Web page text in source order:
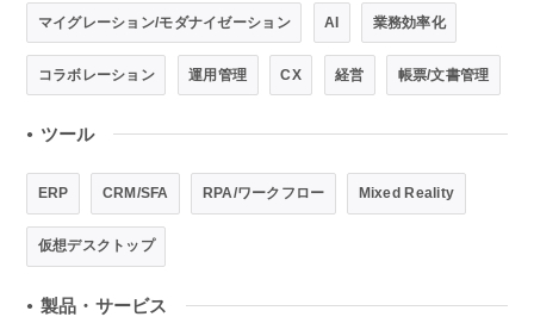
マイグレーション/モダナイゼーション AI 業務効率化
コラボレーション 運用管理 CX 経営 帳票/文書管理
● ツール
ERP CRM/SFA RPA/ワークフロー Mixed Reality
仮想デスクトップ
● 製品・サービス